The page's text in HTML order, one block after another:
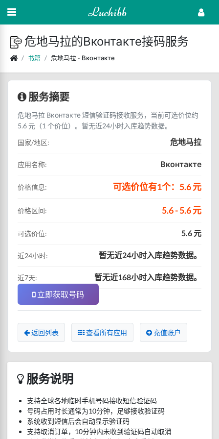
Luchibb
危地马拉的Вконтакте接码服务
书籍 危地马拉 - Вконтакте
服务摘要
危地马拉 Вконтакте 短信验证码接收服务，当前可选价位约
5.6 元（1 个价位）。暂无近24小时入库趋势数据。
国家/地区:
危地马拉
应用名称: Вконтакте
价格信息: 可选价位有1个：5.6 元
价格区间: 5.6 - 5.6 元
可选价位: 5.6 元
近24小时: 暂无近24小时入库趋势数据。
近7天:
暂无近168小时入库趋势数据。
立即获取号码
返回列表 查看所有应用 充值账户
服务说明
支持全球各地临时手机号码接收短信验证码
号码占用时长通常为10分钟，足够接收验证码
系统收到短信后会自动显示验证码
支持取消订单，10分钟内未收到验证码自动取消